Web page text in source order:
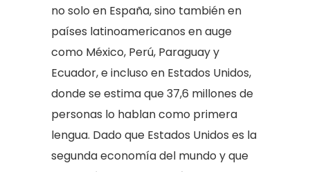
no solo en España, sino también en
países latinoamericanos en auge
como México, Perú, Paraguay y
Ecuador, e incluso en Estados Unidos,
donde se estima que 37,6 millones de
personas lo hablan como primera
lengua. Dado que Estados Unidos es la
segunda economía del mundo y que